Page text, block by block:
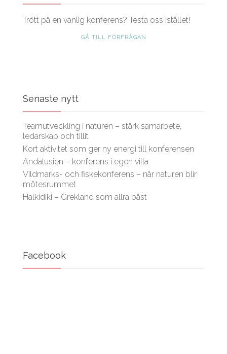
Trött på en vanlig konferens? Testa oss istället!
GÅ TILL FÖRFRÅGAN
Senaste nytt
Teamutveckling i naturen – stärk samarbete,
ledarskap och tillit
Kort aktivitet som ger ny energi till konferensen
Andalusien – konferens i egen villa
Vildmarks- och fiskekonferens – när naturen blir
mötesrummet
Halkidiki – Grekland som allra bäst
Facebook